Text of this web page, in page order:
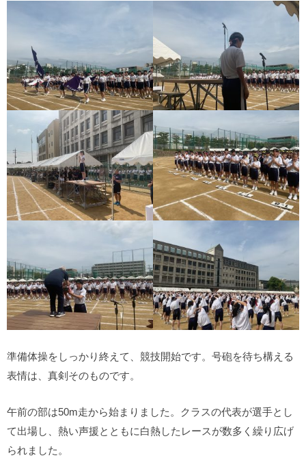
準備体操をしっかり終えて、競技開始です。号砲を待ち構える
表情は、真剣そのものです。
午前の部は50m走から始まりました。クラスの代表が選手とし
て出場し、熱い声援とともに白熱したレースが数多く繰り広げ
られました。